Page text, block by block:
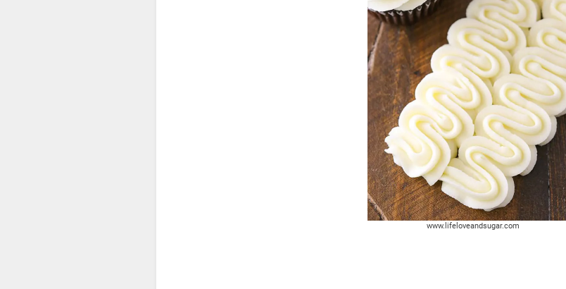
www.lifeloveandsugar.com